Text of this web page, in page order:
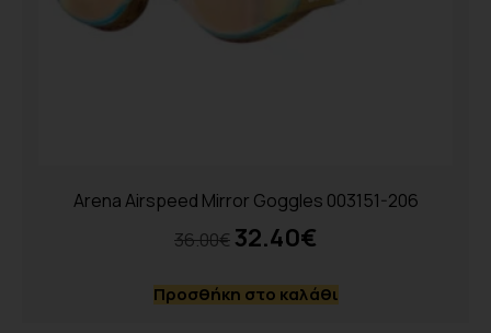
Arena Airspeed Mirror Goggles 003151-206
36.00€ 32.40€
Προσθήκη στο καλάθι